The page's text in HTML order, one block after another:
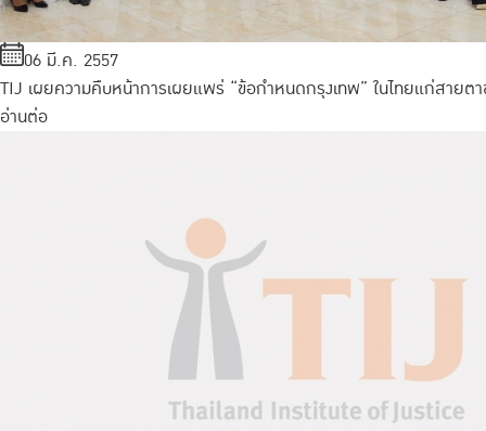
06 มี.ค. 2557
TIJ เผยความคืบหน้าการเผยแพร่ “ข้อกำหนดกรุงเทพ” ในไทยแก่สายตา
อ่านต่อ